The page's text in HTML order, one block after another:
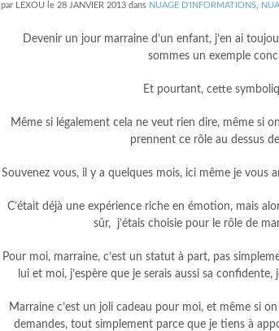
par LEXOU le 28 JANVIER 2013 dans NUAGE D'INFORMATIONS
Devenir un jour marraine d’un enfant, j’en ai
sommes un exemple
Et pourtant, cette
Même si légalement cela ne veut rien dire, même si
prennent ce rôle au dessus
Souvenez vous, il y a quelques mois, ici même je vous
C’était déjà une expérience riche en émotion, mais
sûr, j’étais choisie pour le rôle de
Pour moi, marraine, c’est un statut à part, pas
lui et moi, j’espère que je serais aussi sa
Marraine c’est un joli cadeau pour moi, et même si
demandes, tout simplement parce que je tiens à